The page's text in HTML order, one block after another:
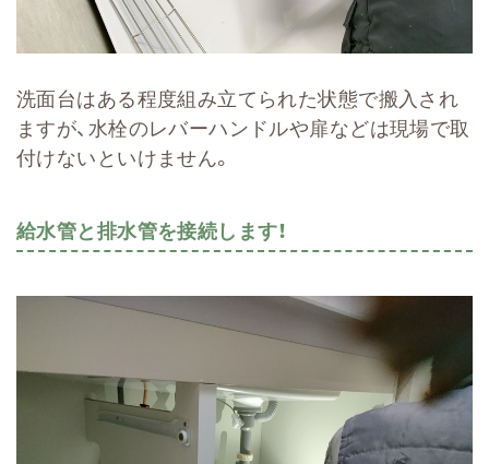
洗面台はある程度組み立てられた状態で搬入され
ますが、水栓のレバーハンドルや扉などは現場で取
付けないといけません。
給水管と排水管を接続します！